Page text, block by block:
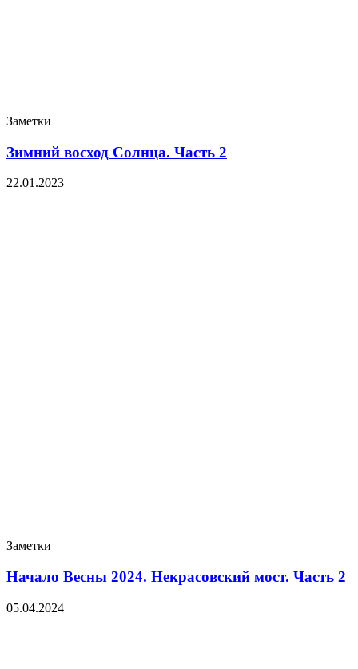
Заметки
Зимний восход Солнца. Часть 2
22.01.2023
Заметки
Начало Весны 2024. Некрасовский мост. Часть 2
05.04.2024